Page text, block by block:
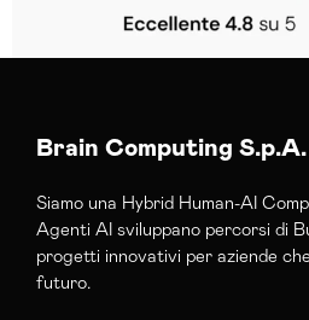
Brain Computing S.p.A.
Siamo una Hybrid Human-AI
Agenti AI sviluppano percorsi di
progetti innovativi per aziende
futuro.